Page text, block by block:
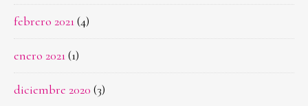
febrero 2021(4)
enero 2021(1)
diciembre 2020 (3)